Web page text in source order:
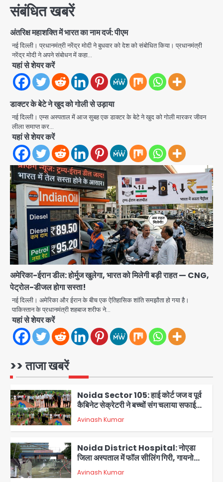
संबंधित खबरें
अंतरिक्ष महाशक्ति में भारत का नाम दर्ज: पीएम
नई दिल्ली। प्रधानमंत्री नरेंद्र मोदी ने बुधवार को देश को संबोधित किया। प्रधानमंत्री
नरेंद्र मोदी ने अपने संबोधन में कहा…
यहां से शेयर करें
डाक्टर के बेटे ने खुद को गोली से उड़ाया
नई दिल्ली। एम्स अस्पताल में आज सुबह एक डाक्टर के बेटे ने खुद को गोली मारकर जीवन
लीला समाप्त कर…
यहां से शेयर करें
अमेरिका-ईरान डील: होर्मुज खुलेगा, भारत को मिलेगी बड़ी राहत — CNG,
पेट्रोल-डीजल होगा सस्ता!
नई दिल्ली। अमेरिका और ईरान के बीच एक ऐतिहासिक शांति समझौता हो गया है।
पाकिस्तान के प्रधानमंत्री शहबाज शरीफ ने…
यहां से शेयर करें
>> ताजा खबरें
2
अभियान, 160 किलो कूड़ा हटाया
Avinash Kumar
3
Noida District Hospital: नोएडा
जिला अस्पताल में फॉल सीलिंग गिरी, गायनो
OT गैलरी में बड़ा हादसा टला; मरीजों की सुरक्षा
पर उठे सवाल
Avinash Kumar
4
Congress Mission 2027:
गाजियाबाद कांग्रेस के सह-पर्यवेक्षक बने
सतेन्द्र शर्मा, गौतमबुद्धनगर नेताओं ने जताया
आभार
Avinash Kumar
5
Noida Bal Bharati School
Notice: सेक्टर-21 के बाल भारती स्कूल में
बिना खिड़की-वेंटिलेशन बेसमेंट में चल रही थी
भेजा नोटिस
Avinash Kumar
1
Assam Floods: सलमान खान का
2
Noida Sector 105: हाई कोर्ट जज व पूर्व
कैबिनेट सेक्रेटरी ने बच्चों संग चलाया सफाई
अभियान, 160 किलो कूड़ा हटाया
Avinash Kumar
3
Noida District Hospital: नोएडा
जिला अस्पताल में फॉल सीलिंग गिरी, गायनो
OT गैलरी में बड़ा हादसा टला; मरीजों की सुरक्षा
पर उठे सवाल
Avinash Kumar